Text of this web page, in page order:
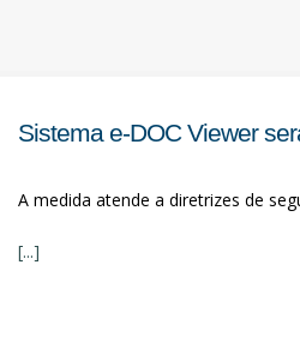
Sistema e-DOC Viewer
A medida atende a diretrizes de
[...]